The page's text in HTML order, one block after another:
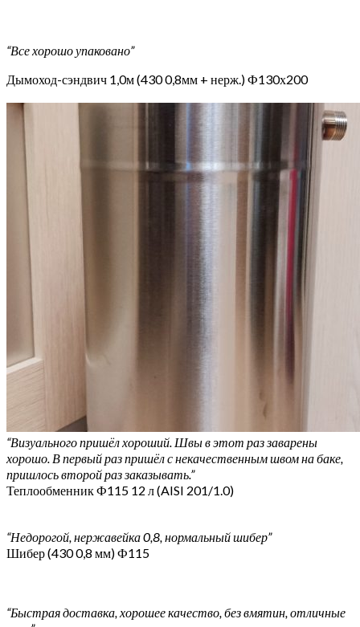
“Все хорошо упаковано”
Дымоход-сэндвич 1,0м (430 0,8мм + нерж.) Ф130х200
“Визуального пришёл хороший. Швы в этот раз заварены
хорошо. В первый раз пришёл с некачественным швом на баке,
пришлось второй раз заказывать.”
Теплообменник Ф115 12 л (AISI 201/1.0)
“Недорогой, нержавейка 0,8, нормальный шибер”
Шибер (430 0,8 мм) Ф115
“Быстрая доставка, хорошее качество, без вмятин, отличные